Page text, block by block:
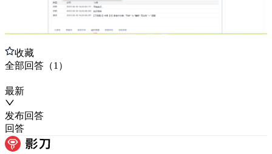
收藏
全部回答 （1 ）
最新
发布回答
回答